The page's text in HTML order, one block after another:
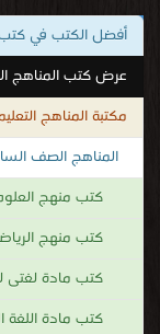
أفضل الكتب في
عرض كتب المناهج
مكتبة المناهج
المناهج الصف
كتب منهج
كتب منهج
كتب مادة لغتى
كتب مادة اللغة